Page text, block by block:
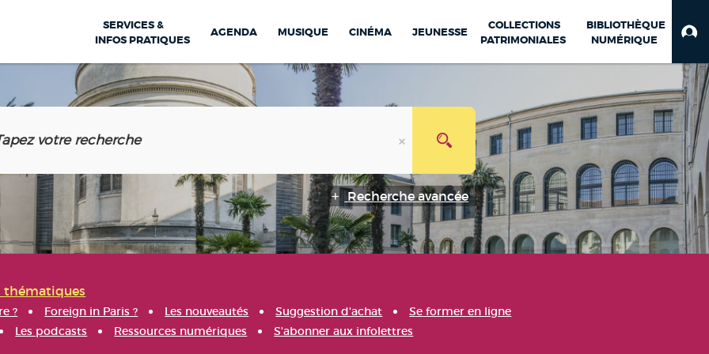
SERVICES &
INFOS PRATIQUES
AGENDA MUSIQUE CINÉMA JEUNESSE
COLLECTIONS
PATRIMONIALES
BIBLIOTHÈQUE
NUMÉRIQUE
Recherche avancée
thématiques
? Foreign in Paris ? Les nouveautés Suggestion d'achat
Se former en ligne
Les podcasts Ressources numériques S'abonner aux infolettres